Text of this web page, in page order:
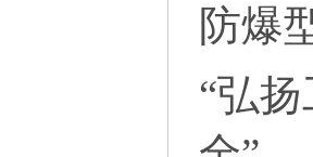
防爆
“弘